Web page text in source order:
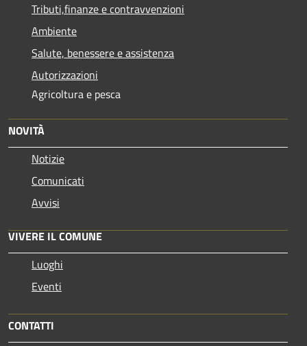
Tributi,finanze e contravvenzioni
Ambiente
Salute, benessere e assistenza
Autorizzazioni
Agricoltura e pesca
NOVITÀ
Notizie
Comunicati
Avvisi
VIVERE IL COMUNE
Luoghi
Eventi
CONTATTI